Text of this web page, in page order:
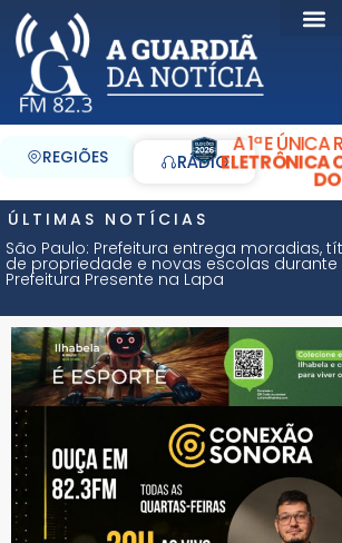
REGIÕES RÁDIO
A 1ª E ÚNICA
ELETRÔNICA
ÚLTIMAS NOTÍCIAS
São Paulo: Prefeitura entrega moradias,
de propriedade e novas escolas
Prefeitura Presente na Lapa